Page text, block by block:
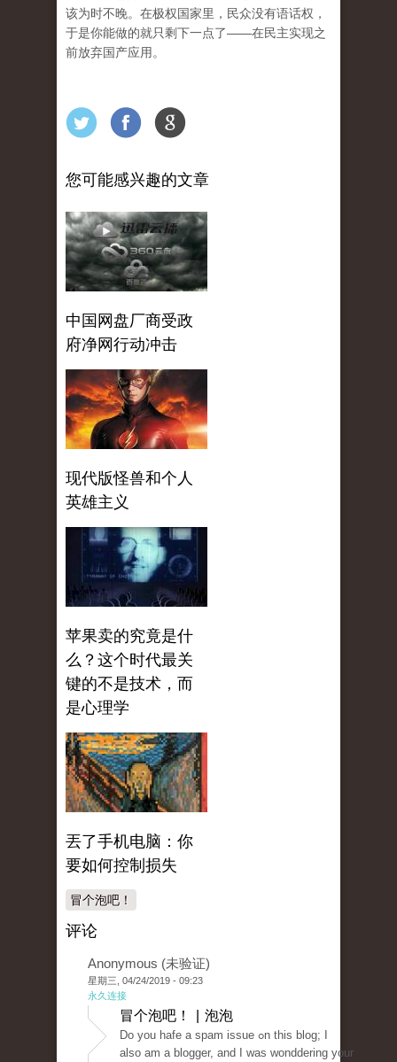
该为时不晚。在极权国家里，民众没有语话权，
于是你能做的就只剩下一点了——在民主实现之
前放弃国产应用 。
您可能感兴趣的文章
中国网盘厂商受政
府净网行动冲击
现代版怪兽和个人
英雄主义
苹果卖的究竟是什
么？这个时代最关
键的不是技术，而
是心理学
丟了手机电脑：你
要如何控制损失
冒个泡吧！
评论
Anonymous (未验证)
星期三, 04/24/2019 - 09:23
永久连接
冒个泡吧！ | 泡泡
Do уou hafe a spam issue ߋn this blog; I
also am a blogger, and I was wonddering your